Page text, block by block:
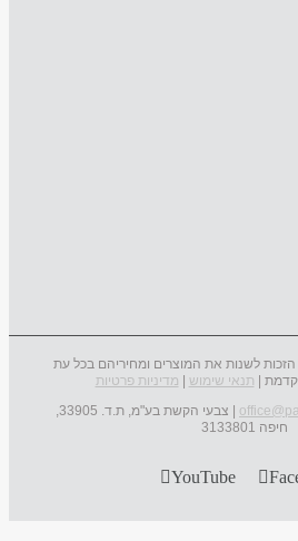
לשנות את המוצרים ומחיריהם בכל עת
| תנאי שימוש
מדיניות פרטיות
| צבעי הקשת בע"מ, ת.ד. 33905,
חיפה 3133801
YouTube